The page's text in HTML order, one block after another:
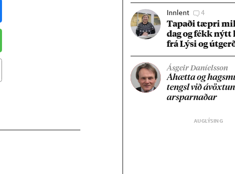
Innlent 4
Tap­aði tæpri
dag og fékk nýtt
frá Lýsi og
Ásgeir Daníelsson
Áhætta og
tengsl við
ar­sparn­að­ar